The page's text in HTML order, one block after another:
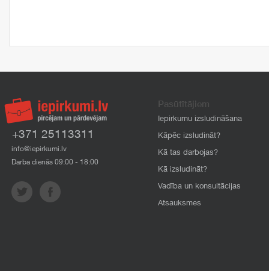
+371 25113311
info@iepirkumi.lv
Darba dienās 09:00 - 18:00
Pasūtītājiem
Iepirkumu izsludināšana
Kāpēc izsludināt?
Kā tas darbojas?
Kā izsludināt?
Vadība un konsultācijas
Atsauksmes